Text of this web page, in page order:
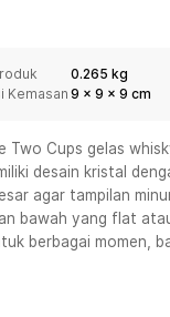
- 20:00), Sabtu -
20:00), Minggu/
20:00), Minggu/
(07:00 - 20:00), Sabtu
- 20:00), Sabtu -
0.265 kg
Kemasan 9 x 9 x 9 cm
Two Cups gelas
desain kristal
agar tampilan
bawah yang flat
berbagai momen,